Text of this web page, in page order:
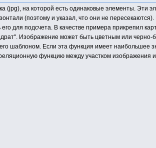
(jpg), на которой есть одинаковые элементы. Эти
(поэтому и указал, что они не
для подсчета. В качестве примера прикрепил
Изображение может быть цветным или
шаблоном. Если эта функция имеет наибольшее
функцию между участком изображения